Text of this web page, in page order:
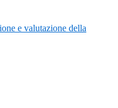
e valutazione della